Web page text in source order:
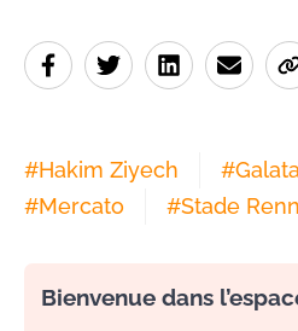
#Hakim Ziyech #
#Mercato #Stade
Bienvenue dans